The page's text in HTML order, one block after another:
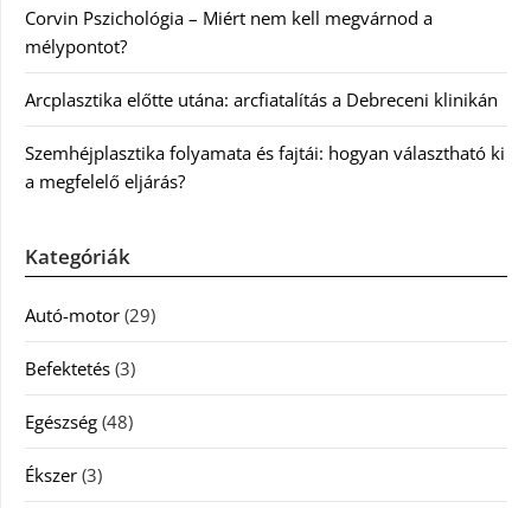
Corvin Pszichológia – Miért nem kell megvárnod a
mélypontot?
Arcplasztika előtte utána: arcfiatalítás a Debreceni klinikán
Szemhéjplasztika folyamata és fajtái: hogyan választható ki
a megfelelő eljárás?
Kategóriák
Autó-motor (29)
Befektetés (3)
Egészség (48)
Ékszer (3)